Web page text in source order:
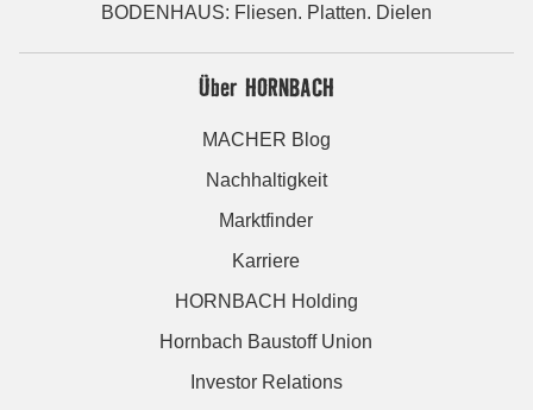
BODENHAUS: Fliesen. Platten. Dielen
Über HORNBACH
MACHER Blog
Nachhaltigkeit
Marktfinder
Karriere
HORNBACH Holding
Hornbach Baustoff Union
Investor Relations